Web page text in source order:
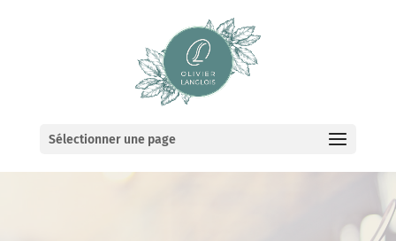
Sélectionner une page